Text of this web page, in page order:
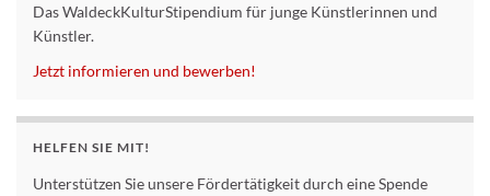
Das WaldeckKulturStipendium für junge Künstlerinnen und
Künstler.
Jetzt informieren und bewerben!
HELFEN SIE MIT!
Unterstützen Sie unsere Fördertätigkeit durch eine Spende